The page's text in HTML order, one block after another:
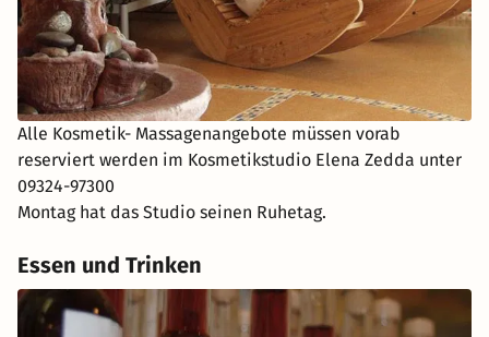
Alle Kosmetik- Massagenangebote müssen vorab
reserviert werden im Kosmetikstudio Elena Zedda unter
09324-97300
Montag hat das Studio seinen Ruhetag.
Essen und Trinken